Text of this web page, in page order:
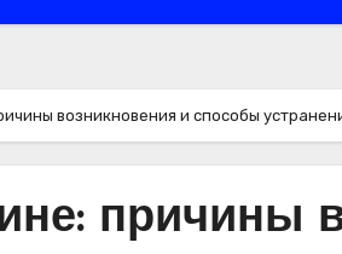
возникновения и способы
причины